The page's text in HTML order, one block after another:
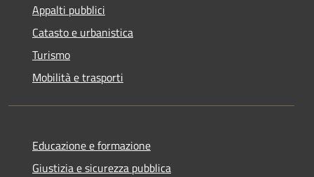
Appalti pubblici
Catasto e urbanistica
Turismo
Mobilità e trasporti
Educazione e formazione
Giustizia e sicurezza pubblica